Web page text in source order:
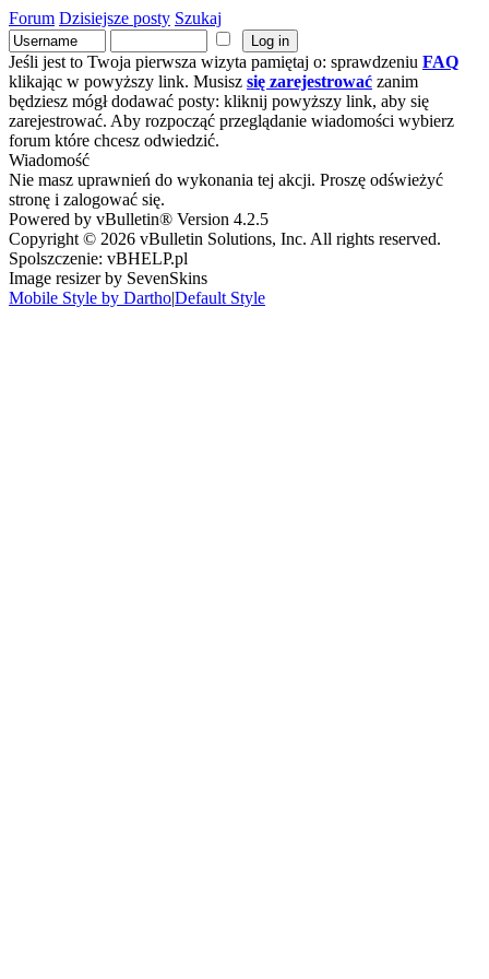
Forum Dzisiejsze posty Szukaj
Jeśli jest to Twoja pierwsza wizyta pamiętaj o: sprawdzeniu FAQ
klikając w powyższy link. Musisz się zarejestrować zanim
będziesz mógł dodawać posty: kliknij powyższy link, aby się
zarejestrować. Aby rozpocząć przeglądanie wiadomości wybierz
forum które chcesz odwiedzić.
Wiadomość
Nie masz uprawnień do wykonania tej akcji. Proszę odświeżyć
stronę i zalogować się.
Powered by vBulletin® Version 4.2.5
Copyright © 2026 vBulletin Solutions, Inc. All rights reserved.
Spolszczenie: vBHELP.pl
Image resizer by SevenSkins
Mobile Style by Dartho|Default Style